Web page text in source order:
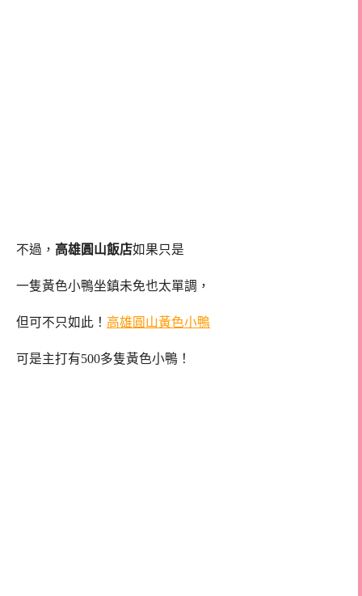
不過， 高雄圓山飯店如果只是
一隻黃色小鴨坐鎮未免也太單調，
但可不只如此！ 高雄圓山黃色小鴨
可是主打有500多隻黃色小鴨！